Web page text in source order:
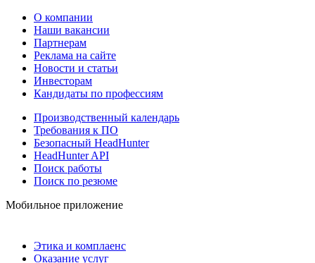
О компании
Наши вакансии
Партнерам
Реклама на сайте
Новости и статьи
Инвесторам
Кандидаты по профессиям
Производственный календарь
Требования к ПО
Безопасный HeadHunter
HeadHunter API
Поиск работы
Поиск по резюме
Мобильное приложение
Этика и комплаенс
Оказание услуг